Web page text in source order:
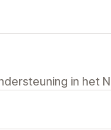
in het